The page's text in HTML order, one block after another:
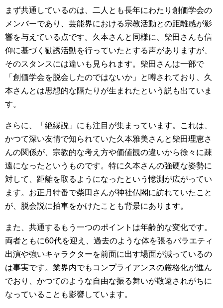
まず共通しているのは、二人とも長年にわたり創価学会の
メンバーであり、芸能界における宗教活動との距離感が影
響を与えている点です。久本さんと同様に、柴田さんも信
仰に基づく勧誘活動を行っていたとする声がありますが、
そのスタンスには違いも見られます。柴田さんは一部で
「創価学会を脱会したのではないか」と噂されており、久
本さんとは思想的な隔たりが生まれたという説も出ていま
す。
さらに、「絶縁説」にも注目が集まっています。これは、
かつて深い友情で知られていた久本雅美さんと柴田理恵さ
んの関係が、宗教的な考え方や価値観の違いから徐々に疎
遠になったというものです。特に久本さんの強硬な姿勢に
対して、距離を取るようになったという憶測が広がってい
ます。お正月特番で柴田さんが神社仏閣に訪れていたこと
が、脱会説に拍車をかけたことも背景にあります。
また、共通するもう一つのポイントは年齢的な変化です。
両者ともに60代を迎え、過去のような体を張るバラエティ
出演や強いキャラクターを前面に出す場面が減っているの
は事実です。業界内でもコンプライアンスの厳格化が進ん
でおり、かつてのような自由な振る舞いが敬遠されがちに
なっていることも影響しています。